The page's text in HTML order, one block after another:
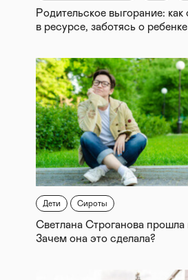
Родительское выгорание: как
в ресурсе, заботясь о ребенке
Дети Сироты
Светлана Строганова
Зачем она это сделала?